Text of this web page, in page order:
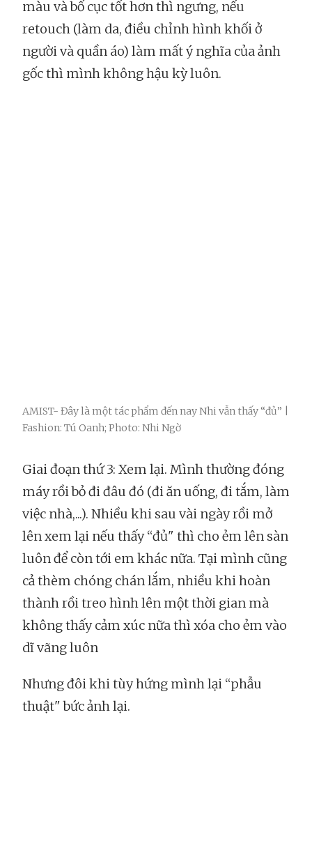
màu và bố cục tốt hơn thì ngưng, nếu
retouch (làm da, điều chỉnh hình khối ở
người và quần áo) làm mất ý nghĩa của ảnh
gốc thì mình không hậu kỳ luôn.
AMIST- Đây là một tác phẩm đến nay Nhi vẫn thấy “đủ” |
Fashion: Tú Oanh; Photo: Nhi Ngờ
Giai đoạn thứ 3: Xem lại. Mình thường đóng
máy rồi bỏ đi đâu đó (đi ăn uống, đi tắm, làm
việc nhà,...). Nhiều khi sau vài ngày rồi mở
lên xem lại nếu thấy “đủ" thì cho ẻm lên sàn
luôn để còn tới em khác nữa. Tại mình cũng
cả thèm chóng chán lắm, nhiều khi hoàn
thành rồi treo hình lên một thời gian mà
không thấy cảm xúc nữa thì xóa cho ẻm vào
dĩ vãng luôn
Nhưng đôi khi tùy hứng mình lại “phẫu
thuật" bức ảnh lại.